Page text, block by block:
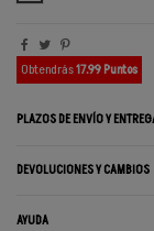
Obtendrás17.99 Puntos
PLAZOS DE ENVÍO Y
DEVOLUCIONES Y CAMBIOS
AYUDA